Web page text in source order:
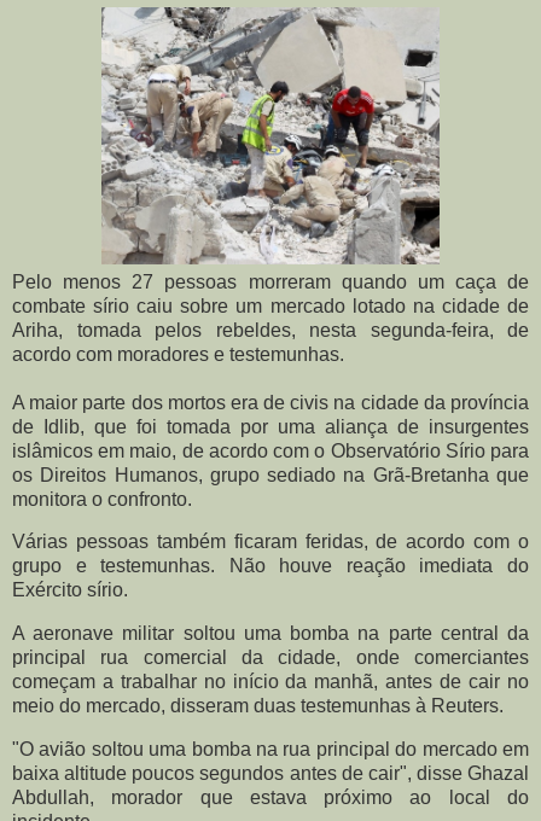
Pelo menos 27 pessoas morreram quando um caça de
combate sírio caiu sobre um mercado lotado na cidade de
Ariha, tomada pelos rebeldes, nesta segunda-feira, de
acordo com moradores e testemunhas.
A maior parte dos mortos era de civis na cidade da província
de Idlib, que foi tomada por uma aliança de insurgentes
islâmicos em maio, de acordo com o Observatório Sírio para
os Direitos Humanos, grupo sediado na Grã-Bretanha que
monitora o confronto.
Várias pessoas também ficaram feridas, de acordo com o
grupo e testemunhas. Não houve reação imediata do
Exército sírio.
A aeronave militar soltou uma bomba na parte central da
principal rua comercial da cidade, onde comerciantes
começam a trabalhar no início da manhã, antes de cair no
meio do mercado, disseram duas testemunhas à Reuters.
"O avião soltou uma bomba na rua principal do mercado em
baixa altitude poucos segundos antes de cair", disse Ghazal
Abdullah, morador que estava próximo ao local do